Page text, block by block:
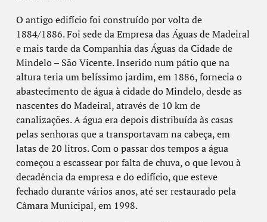
O antigo edifício foi construído por volta de
1884/1886. Foi sede da Empresa das Águas de Madeiral
e mais tarde da Companhia das Águas da Cidade de
Mindelo – São Vicente. Inserido num pátio que na
altura teria um belíssimo jardim, em 1886, fornecia o
abastecimento de água à cidade do Mindelo, desde as
nascentes do Madeiral, através de 10 km de
canalizações. A água era depois distribuída às casas
pelas senhoras que a transportavam na cabeça, em
latas de 20 litros. Com o passar dos tempos a água
começou a escassear por falta de chuva, o que levou à
decadência da empresa e do edifício, que esteve
fechado durante vários anos, até ser restaurado pela
Câmara Municipal, em 1998.